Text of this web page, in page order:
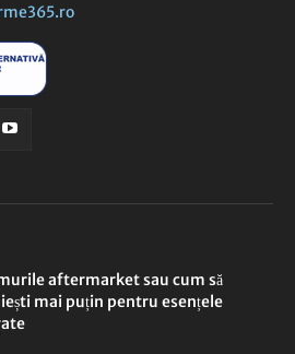
aftermarket sau cum să
mai puțin pentru esențele